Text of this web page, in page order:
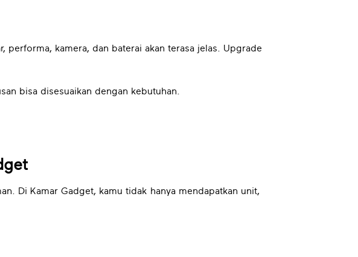
performa, kamera, dan baterai akan terasa jelas. Upgrade
bisa disesuaikan dengan kebutuhan.
Di Kamar Gadget, kamu tidak hanya mendapatkan unit,